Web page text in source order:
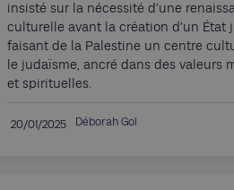
insisté sur la nécessité d’une
culturelle avant la création d’un État
faisant de la Palestine un centre
le judaïsme, ancré dans des valeurs
et spirituelles.
20/01/2025 Déborah Gol